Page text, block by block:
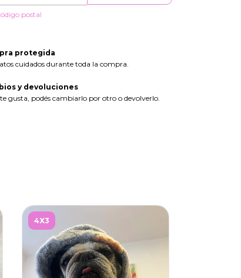
postal
protegida
cuidados durante toda la compra.
y devoluciones
gusta, podés cambiarlo por otro o devolverlo.
4X3